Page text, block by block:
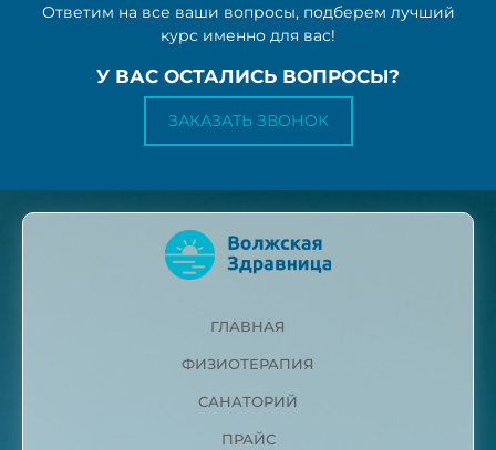
Ответим на все ваши вопросы, подберем лучший
курс именно для вас!
У ВАС ОСТАЛИСЬ ВОПРОСЫ?
ЗАКАЗАТЬ ЗВОНОК
ГЛАВНАЯ
ФИЗИОТЕРАПИЯ
САНАТОРИЙ
ПРАЙС